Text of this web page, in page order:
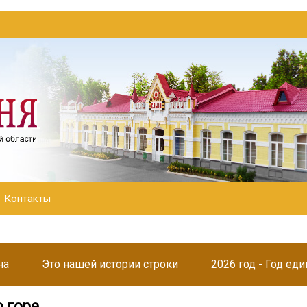
Контакты
Это нашей истории строки 2026 год - Год